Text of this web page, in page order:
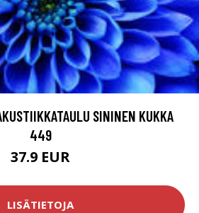
SININEN KUKKA
449
37.9 EUR
LISÄTIETOJA